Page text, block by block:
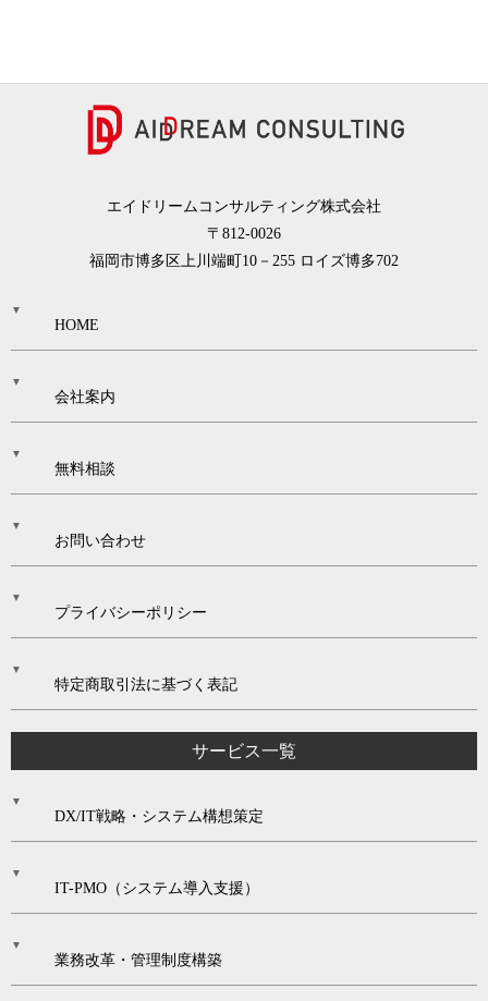
エイドリームコンサルティング株式会社
〒812-0026
福岡市博多区上川端町10－255 ロイズ博多702
HOME
会社案内
無料相談
お問い合わせ
プライバシーポリシー
特定商取引法に基づく表記
サービス一覧
DX/IT戦略・システム構想策定
IT-PMO（システム導入支援）
業務改革・管理制度構築